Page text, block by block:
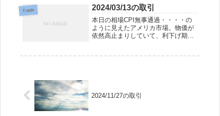
た。最近、為替と日経平均との相関
性が薄れてきているような気がしま
す。明日はお...
Trade 2024/03/13の取引
本日の相場CPI無事通過・・・・の
ように見えたアメリカ市場。物価が
依然高止まりしていて、利下げ期待
2024/11/27の取引